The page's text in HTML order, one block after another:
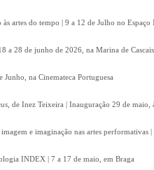
artes do tempo | 9 a 12 de Julho no
a 28 de junho de 2026, na Marina de Cascais
Junho, na Cinemateca Portuguesa
, de Inez Teixeira | Inauguração 29 de
e imaginação nas artes
INDEX | 7 a 17 de maio, em Braga